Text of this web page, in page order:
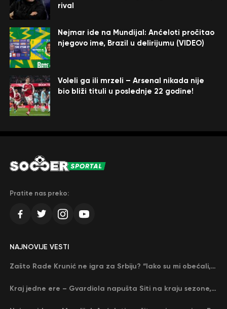
rival
Nejmar ide na Mundijal: Anćeloti pročitao
njegovo ime, Brazil u delirijumu (VIDEO)
Voleli ga ili mrzeli – Arsenal nikada nije
bio bliži tituli u poslednje 22 godine!
Pratite nas preko:
NAJNOVIJE VESTI
Zašto Rade Krunić ne igra za Srbiju? “Iako su mi obećali, niko me nije zvao…”
Kraj jedne ere – Gvardiola napušta Siti na kraju sezone, menja ga njegov nekadašnji rival